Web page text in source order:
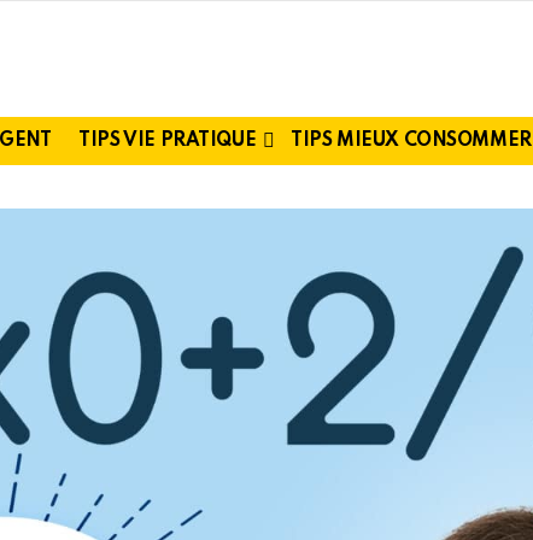
TIPS VIE PRATIQUE TIPS MIEUX CONSOMMER